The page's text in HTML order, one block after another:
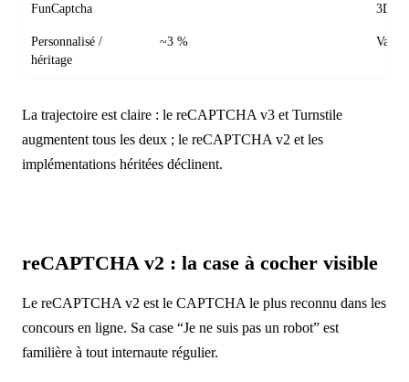
FunCaptcha
3D
Personnalisé /
héritage
~3 %
La trajectoire est claire : le reCAPTCHA v3 et Turnstile
augmentent tous les deux ; le reCAPTCHA v2 et les
implémentations héritées déclinent.
reCAPTCHA v2 : la case à cocher visible
Le reCAPTCHA v2 est le CAPTCHA le plus reconnu dans les
concours en ligne. Sa case “Je ne suis pas un robot” est
familière à tout internaute régulier.